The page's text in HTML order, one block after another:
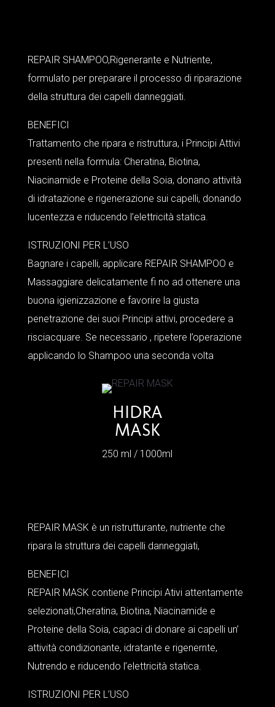
REPAIR SHAMPOO,Rigenerante e Nutriente,
formulato per preparare il processo di riparazione
della struttura dei capelli danneggiati.
BENEFICI
Trattamento che ripara e ristruttura, i Principi Attivi
presenti nella formula: Cheratina, Biotina,
Niacinamide e Proteine della Soia, donano attività
di idratazione e rigenerazione sui capelli, donando
lucentezza e riducendo l’elettricità statica.
ISTRUZIONI PER L’USO
Bagnare i capelli, applicare REPAIR SHAMPOO e
Massaggiare delicatamente fi no ad ottenere una
buona igienizzazione e favorire la giusta
penetrazione dei suoi Principi attivi, procedere a
risciacquare. Se necessario , ripetere l’operazione
applicando lo Shampoo una seconda volta
HIDRA
MASK
250 ml / 1000ml
REPAIR MASK è un ristrutturante, nutriente che
ripara la struttura dei capelli danneggiati,
BENEFICI
REPAIR MASK contiene Principi Ativi attentamente
selezionati,Cheratina, Biotina, Niacinamide e
Proteine della Soia, capaci di donare ai capelli un’
attività condizionante, idratante e rigenernte,
Nutrendo e riducendo l’elettricità statica.
ISTRUZIONI PER L’USO